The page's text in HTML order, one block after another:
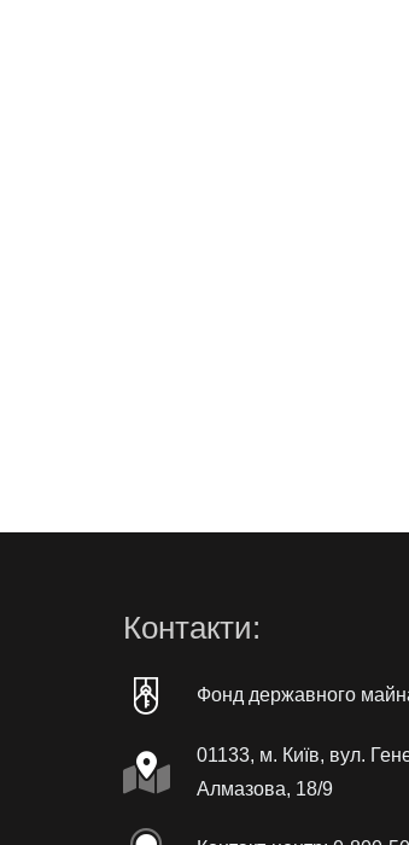
Контакти:
Фонд державного
01133, м. Київ, вул.
Алмазова, 18/9